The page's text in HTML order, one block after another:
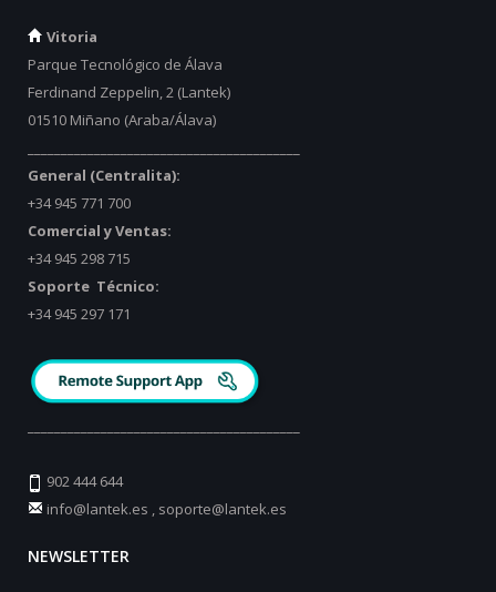
Vitoria
Parque Tecnológico de Álava
Ferdinand Zeppelin, 2 (Lantek)
01510 Miñano (Araba/Álava)
General (Centralita):
+34 945 771 700
Comercial y Ventas:
+34 945 298 715
Soporte Técnico:
+34 945 297 171
902 444 644
info@lantek.es , soporte@lantek.es
NEWSLETTER